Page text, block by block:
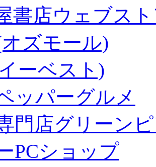
書店ウェブス
ズモール)
ーベスト)
ッパーグルメ
門店グリーン
PCショップ